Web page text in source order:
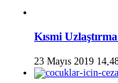
Kısmi
23 Mayıs 2019